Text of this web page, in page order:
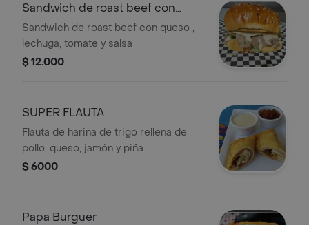
Sandwich de roast beef con
queso
Sandwich de roast beef con queso ,
lechuga, tomate y salsa
$ 12.000
SUPER FLAUTA
Flauta de harina de trigo rellena de
pollo, queso, jamón y piña.
Acompañada de salsas.
$ 6000
Papa Burguer